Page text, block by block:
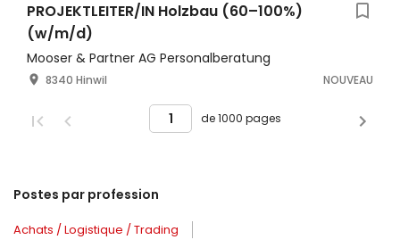
PROJEKTLEITER/IN Holzbau (60–100%)
(w/m/d)
Mooser & Partner AG Personalberatung
8340 Hinwil NOUVEAU
de 1000 pages
Postes par profession
Achats / Logistique / Trading